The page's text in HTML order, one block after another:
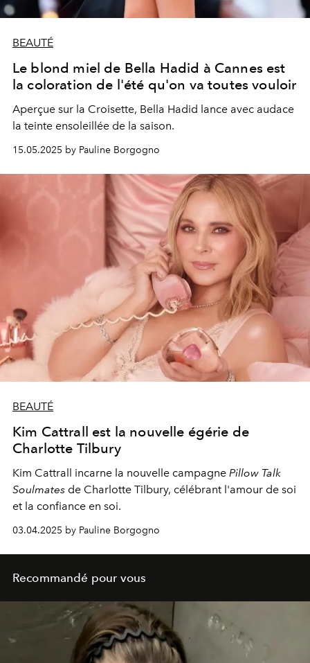
BEAUTÉ
Le blond miel de Bella Hadid à Cannes est
la coloration de l'été qu'on va toutes vouloir
Aperçue sur la Croisette, Bella Hadid lance avec audace
la teinte ensoleillée de la saison.
15.05.2025 by Pauline Borgogno
BEAUTÉ
Kim Cattrall est la nouvelle égérie de
Charlotte Tilbury
Kim Cattrall incarne la nouvelle campagne Pillow Talk
Soulmates de Charlotte Tilbury, célébrant l'amour de soi
et la confiance en soi.
03.04.2025 by Pauline Borgogno
Recommandé pour vous